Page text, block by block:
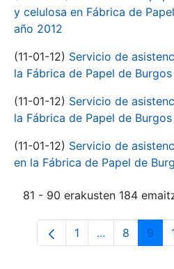
y celulosa en Fábrica de
año 2012
(11-01-12) Servicio de
la Fábrica de Papel de
(11-01-12) Servicio de
la Fábrica de Papel de
(11-01-12) Servicio de
en la Fábrica de Papel de
81 - 90 erakusten 184
Orrialdea
1 ...Intermediate
8 9